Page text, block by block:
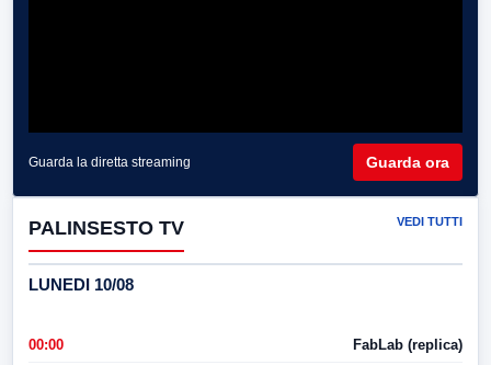
Guarda la diretta streaming Guarda ora
PALINSESTO TV VEDI TUTTI
LUNEDI 10/08
00:00 FabLab (replica)